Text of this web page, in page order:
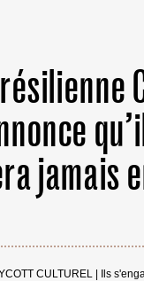
jamais
CULTUREL Ils